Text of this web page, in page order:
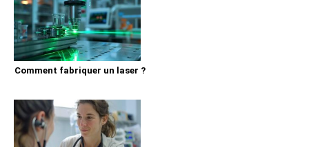
Comment fabriquer un laser ?